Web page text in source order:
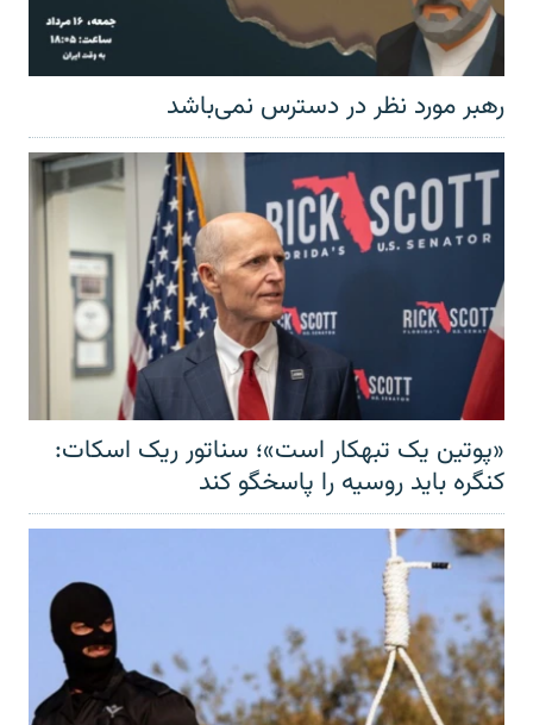
رهبر مورد نظر در دسترس نمی‌باشد
«پوتین یک تبهکار است»؛ سناتور ریک اسکات:
کنگره باید روسیه را پاسخگو کند